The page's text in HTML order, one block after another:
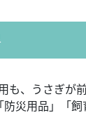
も、うさぎが
災用品」「